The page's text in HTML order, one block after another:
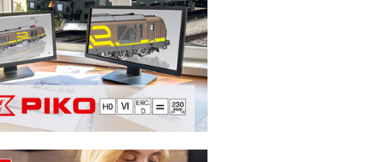
im aktuellen Fenster.
von Revell Flowers! Die Seite öffnet sich im